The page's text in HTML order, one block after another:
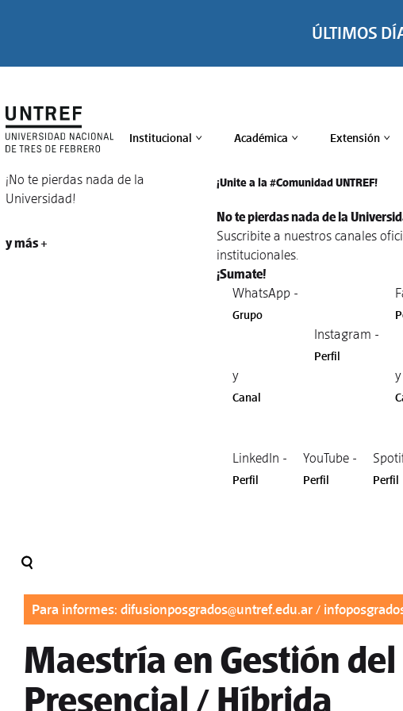
ÚLTIMOS
Institucional > Académica > Extensión >
¡No te pierdas nada de la
Universidad!
y más +
¡Unite a la #Comunidad UNTREF!
No te pierdas nada de la
Suscribite a nuestros canales
institucionales.
¡Sumate!
WhatsApp -
Grupo
y
Canal
Instagram -
Perfil
y
LinkedIn -
Perfil
YouTube -
Perfil Perfil
Para informes: difusionposgrados@untref.edu.ar /
Maestría en Gestión
Presencial / Híbrida